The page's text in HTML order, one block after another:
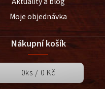
Moje objednávka
Nákupní košík
0ks / 0 Kč